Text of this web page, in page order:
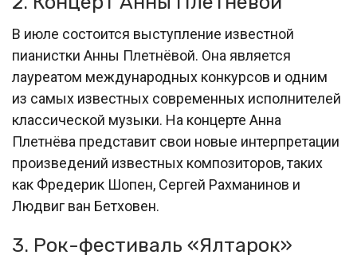
В июле состоится выступление известной
пианистки Анны Плетнёвой. Она является
лауреатом международных конкурсов и одним
из самых известных современных исполнителей
классической музыки. На концерте Анна
Плетнёва представит свои новые интерпретации
произведений известных композиторов, таких
как Фредерик Шопен, Сергей Рахманинов и
Людвиг ван Бетховен.
3. Рок-фестиваль «Ялтарок»